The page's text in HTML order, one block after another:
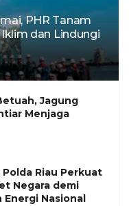
PHR Tanam
dan Lindungi
Jagung
Menjaga
Polda Riau Perkuat
Negara demi
Energi Nasional